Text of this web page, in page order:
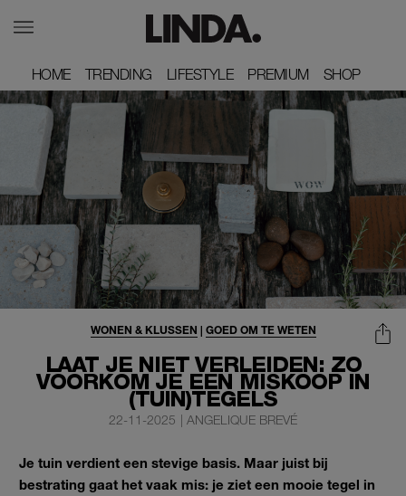
HOME
HOME TRENDING
TRENDING LIFESTYLE
LIFESTYLE PREMIUM
PREMIUM SHOP
SHOP
LAAT JE NIET VERLEIDEN: ZO
VOORKOM JE EEN MISKOOP IN
(TUIN)TEGELS
WONEN & KLUSSEN | GOED OM TE WETEN
22-11-2025 | ANGELIQUE BREVÉ
Je tuin verdient een stevige basis. Maar juist bij
bestrating gaat het vaak mis: je ziet een mooie tegel in